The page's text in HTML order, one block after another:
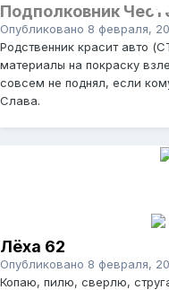
Подполковник
Опубликовано 8 февраля,
Родственник красит авто
материалы на покраску
совсем не поднял, если
Слава.
Лёха 62
Опубликовано 8 февраля,
Копаю, пилю, сверлю,